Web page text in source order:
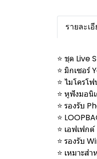
รายละเ
⭐ ชุด Live
⭐ มิกเซอ
⭐ ไมโครโ
⭐ หูฟังมอนิ
⭐ รองรับ
⭐
⭐ เอฟเฟก
⭐ รองรับ
⭐ เหมาะ